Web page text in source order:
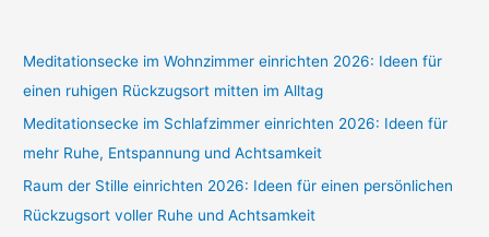
Meditationsecke im Wohnzimmer einrichten 2026: Ideen für
einen ruhigen Rückzugsort mitten im Alltag
Meditationsecke im Schlafzimmer einrichten 2026: Ideen für
mehr Ruhe, Entspannung und Achtsamkeit
Raum der Stille einrichten 2026: Ideen für einen persönlichen
Rückzugsort voller Ruhe und Achtsamkeit